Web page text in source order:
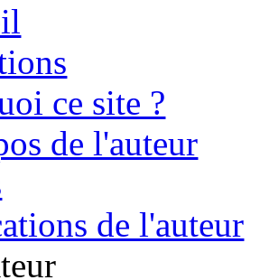
ce site ?
de l'auteur
de l'auteur